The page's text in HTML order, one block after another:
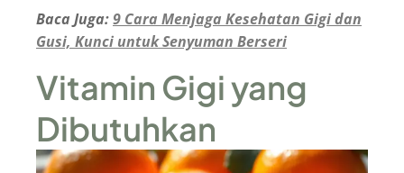
Baca Juga:9 Cara Menjaga Kesehatan Gigi dan
Gusi, Kunci untuk Senyuman Berseri
Vitamin Gigi yang
Dibutuhkan